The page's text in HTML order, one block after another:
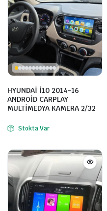
HYUNDAİ İ10 2014-16
ANDROİD CARPLAY
MULTİMEDYA KAMERA 2/32
Stokta Var